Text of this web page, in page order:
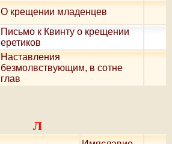
О крещении младенцев
Письмо к Квинту о крещении
еретиков
Наставления
безмолвствующим, в сотне
глав
Л